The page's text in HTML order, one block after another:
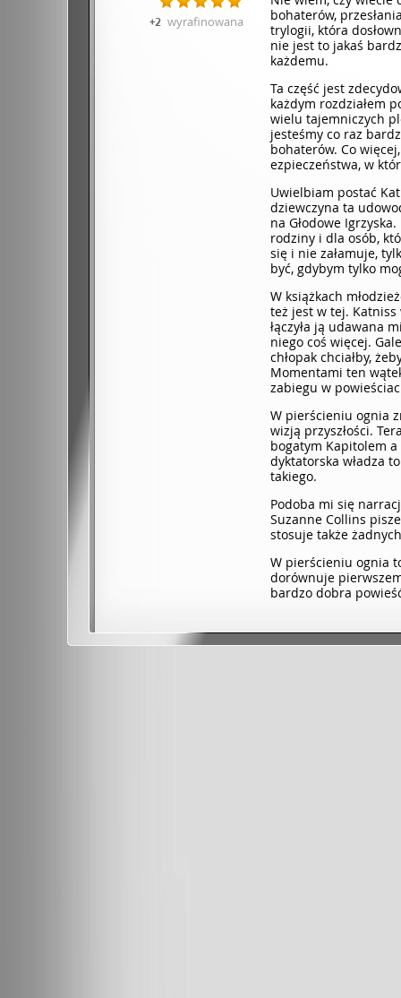
+2 wyrafinowana
bohaterów,
trylogii, która
nie jest to jakaś
każdemu.
Ta część jest
każdym rozdziałem
wielu tajemniczych
jesteśmy co raz
bohaterów. Co
ezpi­ecze­ństw­a, w
Uwielbiam postać
dziewczyna ta
na Głodowe
rodziny i dla osób,
się i nie załamuje,
być, gdybym tylko
W książkach
też jest w tej. Katniss
łączyła ją udawana
niego coś więcej.
chłopak chciałby,
Momentami ten
zabiegu w
W pierścieniu ognia
wizją przyszłości.
bogatym Kapitolem
dyktatorska władza
takiego.
Podoba mi się
Suzanne Collins
stosuje także
W pierścieniu ognia
dorównuje
bardzo dobra